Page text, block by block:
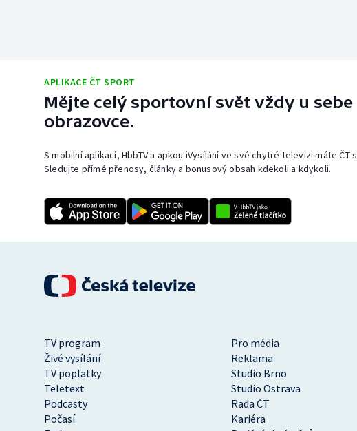
APLIKACE ČT SPORT
Mějte celý sportovní svět vždy u sebe
obrazovce.
S mobilní aplikací, HbbTV a apkou iVysílání ve své chytré televizi máte ČT
Sledujte přímé přenosy, články a bonusový obsah kdekoli a kdykoli.
TV program
Pro média
Živé vysílání
Reklama
TV poplatky
Studio Brno
Teletext
Studio Ostrava
Podcasty
Rada ČT
Počasí
Kariéra